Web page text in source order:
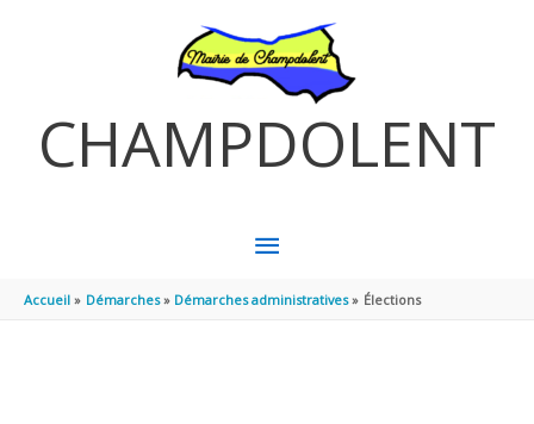
CHAMPDOLENT
MENU
PRINCIPAL
Accueil Démarches Démarches administratives Élections